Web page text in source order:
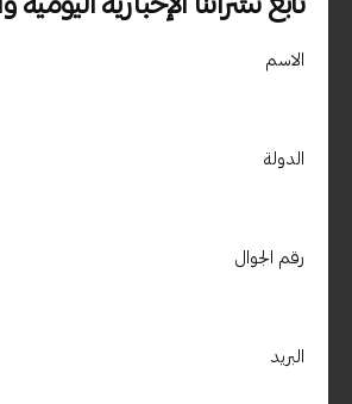
تجربتي.
الاسم
الدولة
رقم الجوال
البريد